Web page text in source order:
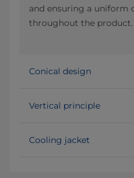
and ensuring a uniform
throughout the product.
Conical design
Vertical principle
Cooling jacket